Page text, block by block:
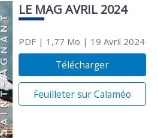
LE MAG AVRIL 2024
PDF| 1,77 Mo | 19 Avril 2024
Télécharger
Feuilleter sur Calaméo